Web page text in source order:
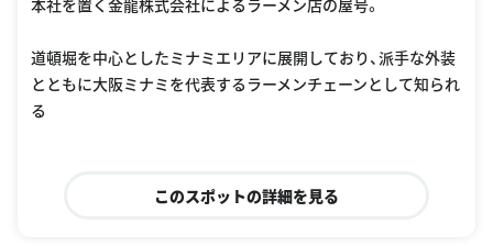
本社を置く金龍株式会社によるラーメン店の屋号。
道頓堀を中心としたミナミエリアに展開しており、派手な外装
とともに大阪ミナミを代表するラーメンチェーンとして知られ
る
このスポットの詳細を見る